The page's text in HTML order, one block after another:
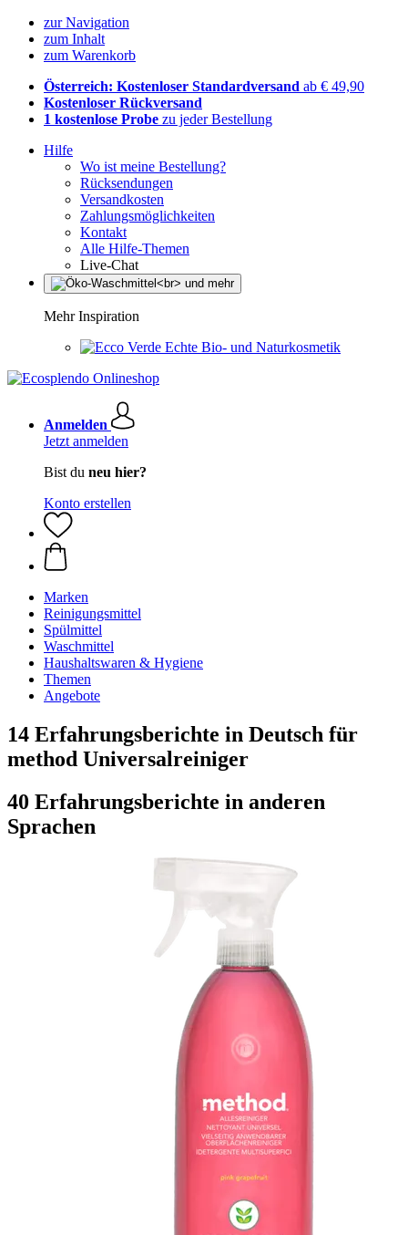
zur Navigation
zum Inhalt
zum Warenkorb
Österreich: Kostenloser Standardversand ab € 49,90
Kostenloser Rückversand
1 kostenlose Probe zu jeder Bestellung
Hilfe
Wo ist meine Bestellung?
Rücksendungen
Versandkosten
Zahlungsmöglichkeiten
Kontakt
Alle Hilfe-Themen
Live-Chat
Mehr Inspiration
Echte Bio- und Naturkosmetik
Anmelden
Jetzt anmelden
Bist du neu hier?
Konto erstellen
Marken
Reinigungsmittel
Spülmittel
Waschmittel
Haushaltswaren & Hygiene
Themen
Angebote
14 Erfahrungsberichte in Deutsch für
method Universalreiniger
40 Erfahrungsberichte in anderen
Sprachen